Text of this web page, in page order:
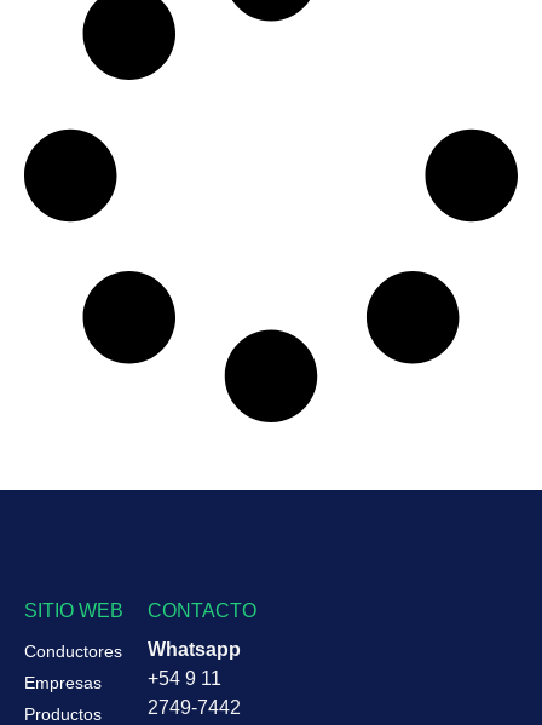
SITIO WEB
Conductores
Empresas
Productos
CONTACTO
Whatsapp
+54 9 11
2749-7442